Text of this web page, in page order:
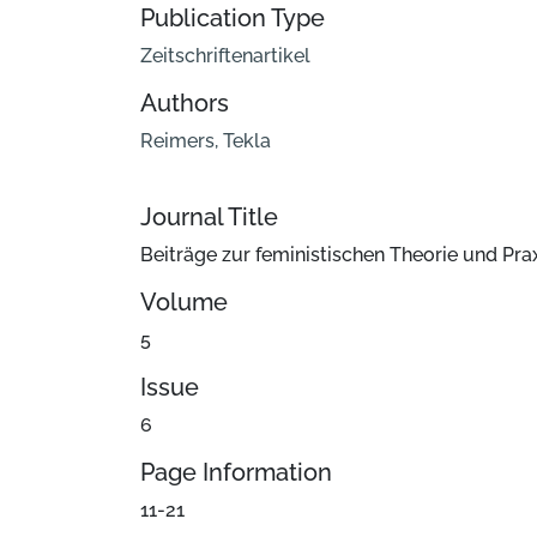
Publication Type
Zeitschriftenartikel
Authors
Reimers, Tekla
Journal Title
Beiträge zur feministischen Theorie und
Volume
5
Issue
6
Page Information
11-21